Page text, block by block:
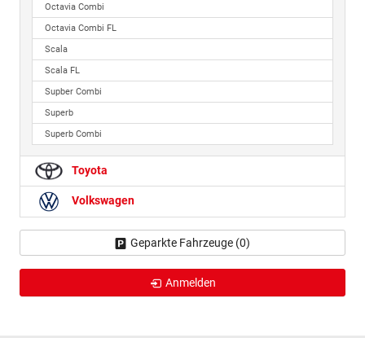
Octavia Combi
Octavia Combi FL
Scala
Scala FL
Supber Combi
Superb
Superb Combi
Toyota
Volkswagen
Geparkte Fahrzeuge (0)
Anmelden